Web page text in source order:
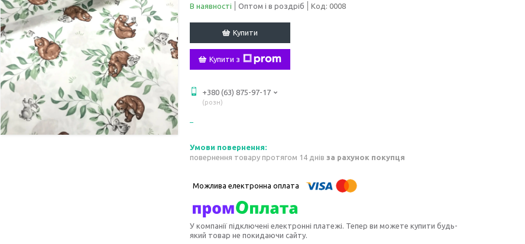
В наявності Оптом і в роздріб Код: 0008
Купити
Купити з
+380 (63) 875-97-17
розн
повернення товару протягом 14 днів за рахунок покупця
У компанії підключені електронні платежі. Тепер ви можете купити будь-
який товар не покидаючи сайту.